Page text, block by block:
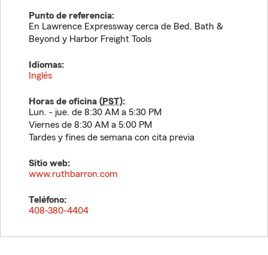
Punto de referencia:
En Lawrence Expressway cerca de Bed, Bath &
Beyond y Harbor Freight Tools
Idiomas:
Inglés
Horas de oficina (PST):
Lun. - jue. de 8:30 AM a 5:30 PM
Viernes de 8:30 AM a 5:00 PM
Tardes y fines de semana con cita previa
Sitio web:
www.ruthbarron.com
Teléfono:
408-380-4404